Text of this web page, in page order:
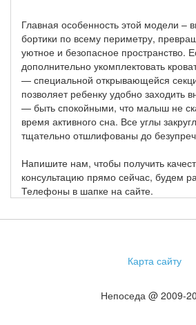
Главная особенность этой модели –
бортики по всему периметру,
уютное и безопасное пространство.
дополнительно укомплектовать
— специальной открывающейся
позволяет ребенку удобно заходить
— быть спокойными, что малыш не
время активного сна. Все углы
тщательно отшлифованы до
Напишите нам, чтобы получить
консультацию прямо сейчас, будем
Телефоны в шапке на сайте.
Карта сайту
Непоседа @ 2009-